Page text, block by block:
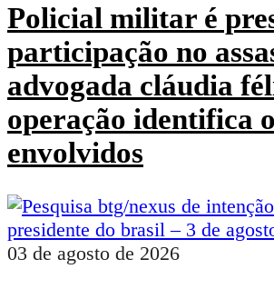
Policial militar é
participação no
advogada cláudia
operação identifica
envolvidos
03 de agosto de 2026